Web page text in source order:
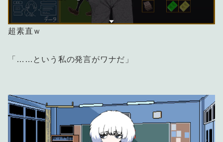
超素直ｗ
「……という私の発言がワナだ」